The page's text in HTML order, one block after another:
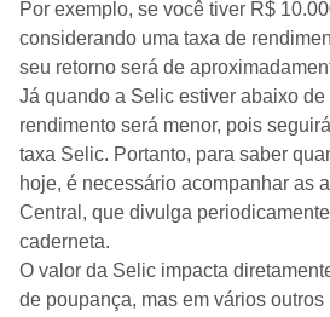
Por exemplo, se você tiver R$
considerando uma taxa de
seu retorno será de
Já quando a Selic estiver abaixo de
rendimento será menor, pois
taxa Selic. Portanto, para saber
hoje, é necessário acompanhar as
Central, que divulga
caderneta.
O valor da Selic impacta
de poupança, mas em vários